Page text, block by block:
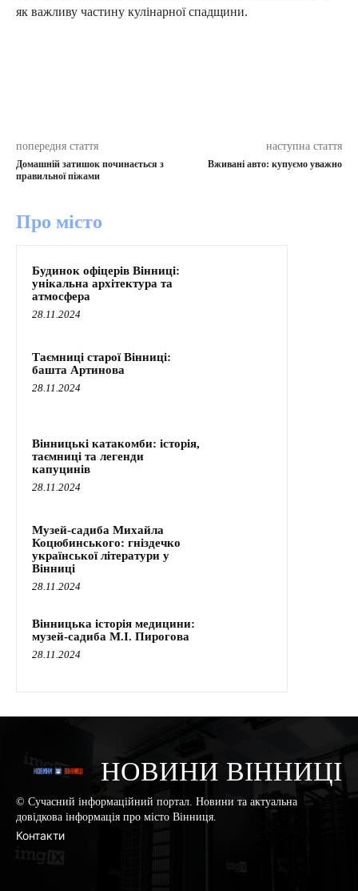
як важливу частину кулінарної спадщини.
попередня стаття
Домашній затишок починається з
правильної піжами
наступна стаття
Вживані авто: купуємо уважно
Про місто
Будинок офіцерів Вінниці:
унікальна архітектура та
атмосфера
28.11.2024
Таємниці старої Вінниці:
башта Артинова
28.11.2024
Вінницькі катакомби: історія,
таємниці та легенди
капуцинів
28.11.2024
Музей-садиба Михайла
Коцюбинського: гніздечко
української літератури у
Вінниці
28.11.2024
Вінницька історія медицини:
музей-садиба М.І. Пирогова
28.11.2024
НОВИНИ ВІННИЦІ
© Сучасний інформаційний портал. Новини та актуальна
довідкова інформація про місто Вінниця.
Контакти